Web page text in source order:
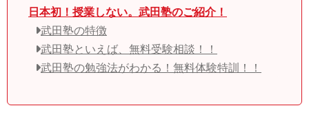
日本初！授業しない。武田塾のご紹介！
武田塾の特徴
武田塾といえば、無料受験相談！！
武田塾の勉強法がわかる！無料体験特訓！！